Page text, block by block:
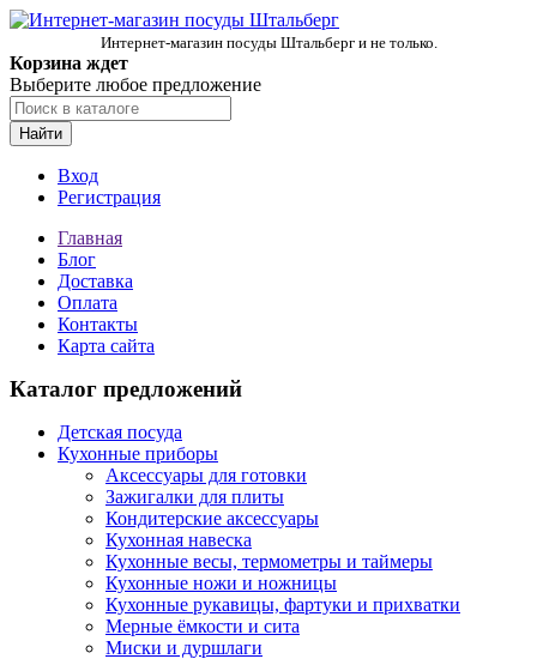
Интернет-магазин посуды Штальберг и не только.
Корзина ждет
Выберите любое предложение
Найти
Вход
Регистрация
Главная
Блог
Доставка
Оплата
Контакты
Карта сайта
Каталог предложений
Детская посуда
Кухонные приборы
Аксессуары для готовки
Зажигалки для плиты
Кондитерские аксессуары
Кухонная навеска
Кухонные весы, термометры и таймеры
Кухонные ножи и ножницы
Кухонные рукавицы, фартуки и прихватки
Мерные ёмкости и сита
Миски и дуршлаги